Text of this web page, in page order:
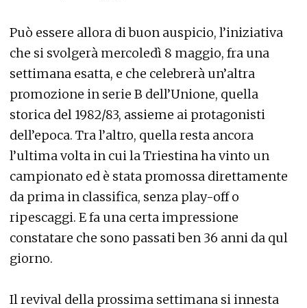
Può essere allora di buon auspicio, l’iniziativa
che si svolgerà mercoledì 8 maggio, fra una
settimana esatta, e che celebrerà un’altra
promozione in serie B dell’Unione, quella
storica del 1982/83, assieme ai protagonisti
dell’epoca. Tra l’altro, quella resta ancora
l’ultima volta in cui la Triestina ha vinto un
campionato ed è stata promossa direttamente
da prima in classifica, senza play-off o
ripescaggi. E fa una certa impressione
constatare che sono passati ben 36 anni da qul
giorno.
Il revival della prossima settimana si innesta